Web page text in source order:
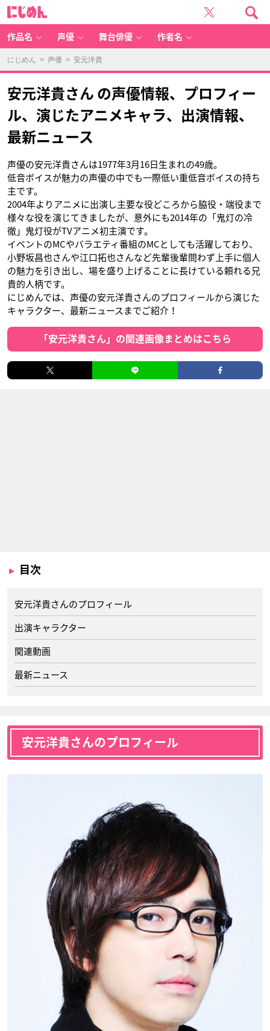
作品名 声優 舞台俳優 作者名
にじめん > 声優 > 安元洋貴
安元洋貴さん の声優情報、プロフィー
ル、演じたアニメキャラ、出演情報、
最新ニュース
声優の安元洋貴さんは1977年3月16日生まれの49歳。
低音ボイスが魅力の声優の中でも一際低い重低音ボイスの持ち
主です。
2004年よりアニメに出演し主要な役どころから脇役・端役まで
様々な役を演じてきましたが、意外にも2014年の「鬼灯の冷
徹」鬼灯役がTVアニメ初主演です。
イベントのMCやバラエティ番組のMCとしても活躍しており、
小野坂昌也さんや江口拓也さんなど先輩後輩問わず上手に個人
の魅力を引き出し、場を盛り上げることに長けている頼れる兄
貴的人柄です。
にじめんでは、声優の安元洋貴さんのプロフィールから演じた
キャラクター、最新ニュースまでご紹介！
「安元洋貴さん」の関連画像まとめはこちら
目次
安元洋貴さんのプロフィール
出演キャラクター
関連動画
最新ニュース
安元洋貴さんのプロフィール